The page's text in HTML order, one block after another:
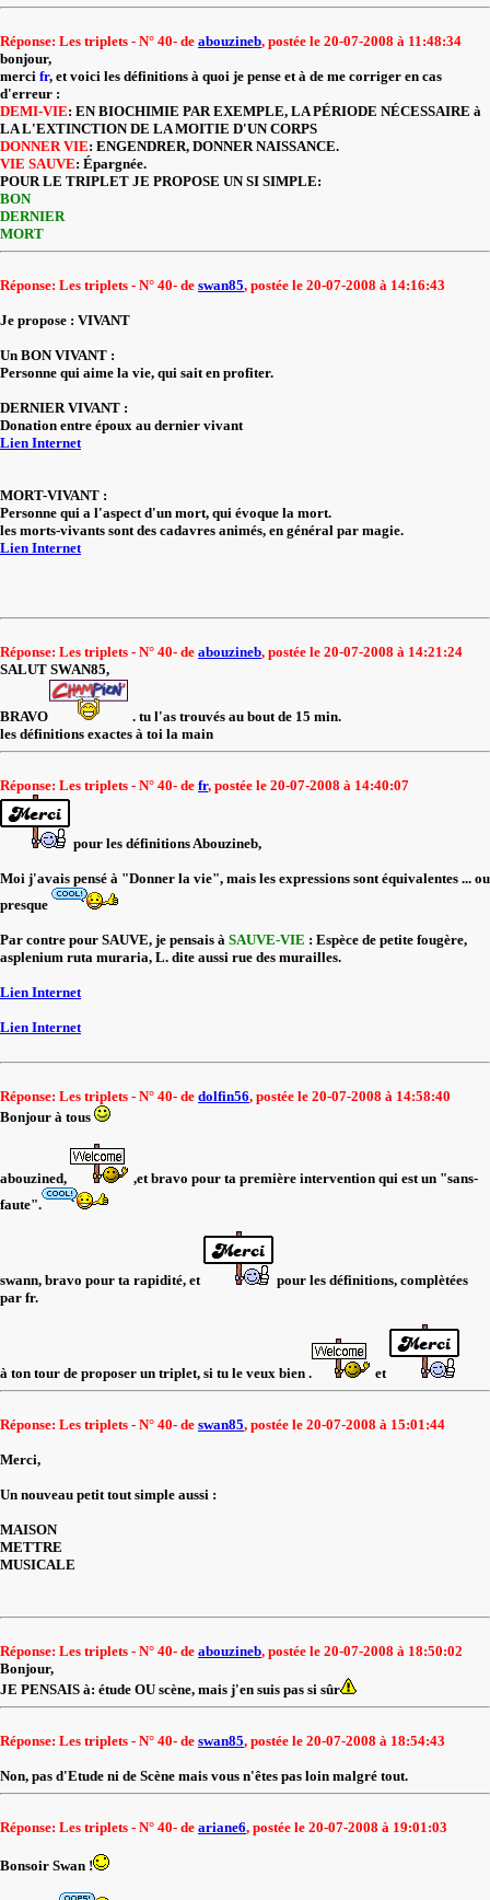
Réponse: Les triplets - N° 40- de abouzineb, postée le 20-07-2008 à 11:48:34
bonjour,
merci fr, et voici les définitions à quoi je pense et à de me corriger en cas
d'erreur :
DEMI-VIE: EN BIOCHIMIE PAR EXEMPLE, LA PÉRIODE NÉCESSAIRE à
LA L'EXTINCTION DE LA MOITIE D'UN CORPS
DONNER VIE: ENGENDRER, DONNER NAISSANCE.
VIE SAUVE: Épargnée.
POUR LE TRIPLET JE PROPOSE UN SI SIMPLE:
BON
DERNIER
MORT
Réponse: Les triplets - N° 40- de swan85, postée le 20-07-2008 à 14:16:43
Je propose : VIVANT
Un BON VIVANT :
Personne qui aime la vie, qui sait en profiter.
DERNIER VIVANT :
Donation entre époux au dernier vivant
Lien Internet
MORT-VIVANT :
Personne qui a l'aspect d'un mort, qui évoque la mort.
les morts-vivants sont des cadavres animés, en général par magie.
Lien Internet
Réponse: Les triplets - N° 40- de abouzineb, postée le 20-07-2008 à 14:21:24
SALUT SWAN85,
BRAVO
. tu l'as trouvés au bout de 15 min.
les définitions exactes à toi la main
Réponse: Les triplets - N° 40- de fr, postée le 20-07-2008 à 14:40:07
pour les définitions Abouzineb,
Moi j'avais pensé à "Donner la vie", mais les expressions sont équivalentes ... ou
presque
Par contre pour SAUVE, je pensais à SAUVE-VIE : Espèce de petite fougère,
asplenium ruta muraria, L. dite aussi rue des murailles.
Lien Internet
Lien Internet
Réponse: Les triplets - N° 40- de dolfin56, postée le 20-07-2008 à 14:58:40
Bonjour à tous
abouzined,
,et bravo pour ta première intervention qui est un "sans-
faute".
swann, bravo pour ta rapidité, et
pour les définitions, complètées
par fr.
à ton tour de proposer un triplet, si tu le veux bien . et
Réponse: Les triplets - N° 40- de swan85, postée le 20-07-2008 à 15:01:44
Merci,
Un nouveau petit tout simple aussi :
MAISON
METTRE
MUSICALE
Réponse: Les triplets - N° 40- de abouzineb, postée le 20-07-2008 à 18:50:02
Bonjour,
JE PENSAIS à: étude OU scène, mais j'en suis pas si sûr
Réponse: Les triplets - N° 40- de swan85, postée le 20-07-2008 à 18:54:43
Non, pas d'Etude ni de Scène mais vous n'êtes pas loin malgré tout.
Réponse: Les triplets - N° 40- de ariane6, postée le 20-07-2008 à 19:01:03
Bonsoir Swan !